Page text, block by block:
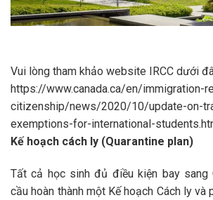
Vui lòng tham khảo website IRCC dưới
https://www.canada.ca/en/immigration-
citizenship/news/2020/10/update-on-
exemptions-for-international-
Kế hoạch cách ly (Quarantine plan)
Tất cả học sinh đủ điều kiện bay sang
cầu hoàn thành một Kế hoạch Cách ly và